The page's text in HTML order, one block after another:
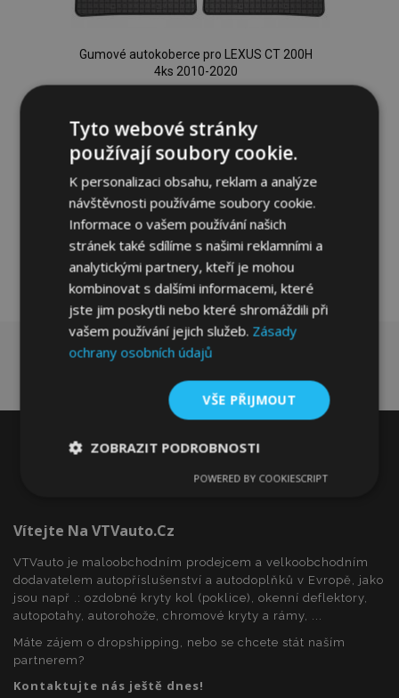
Gumové autokoberce pro LEXUS CT 200H
4ks 2010-2020
Přidat Do Košíku
Přidat
k
oblíbeným
Vítejte Na VTVauto.cz
VTVauto je maloobchodním prodejcem a velkoobchodním
dodavatelem autopříslušenství a autodoplňků v Evropě, jako
jsou např .: ozdobné kryty kol (poklice), okenní deflektory,
autopotahy, autorohože, chromové kryty a rámy, ...
Máte zájem o dropshipping, nebo se chcete stát naším
partnerem?
Kontaktujte nás ještě dnes!
Tyto webové stránky
používají soubory cookie.
K personalizaci obsahu, reklam a analýze
návštěvnosti používáme soubory cookie.
Informace o vašem používání našich
stránek také sdílíme s našimi reklamními a
analytickými partnery, kteří je mohou
kombinovat s dalšími informacemi, které
jste jim poskytli nebo které shromáždili při
vašem používání jejich služeb. Zásady
ochrany osobních údajů
VŠE PŘIJMOUT
ZOBRAZIT PODROBNOSTI
Výkonové
Soubory
Funkční soubory
POWERED BY COOKIESCRIPT